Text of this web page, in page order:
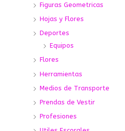
Figuras Geometricas
Hojas y Flores
Deportes
Equipos
Flores
Herramientas
Medios de Transporte
Prendas de Vestir
Profesiones